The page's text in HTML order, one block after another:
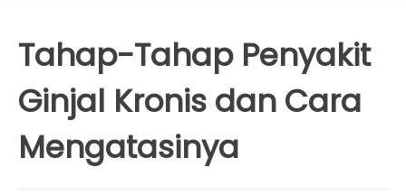
Tahap-Tahap Penyakit
Ginjal Kronis dan Cara
Mengatasinya